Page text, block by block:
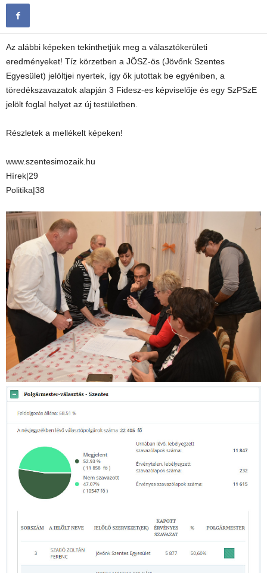
Az alábbi képeken tekinthetjük meg a választókerületi
eredményeket! Tíz körzetben a JÖSZ-ös (Jövőnk Szentes
Egyesület) jelöltjei nyertek, így ők jutottak be egyéniben, a
töredékszavazatok alapján 3 Fidesz-es képviselője és egy SzPSzE
jelölt foglal helyet az új testületben.
Részletek a mellékelt képeken!
www.szentesimozaik.hu
Hírek|29
Politika|38